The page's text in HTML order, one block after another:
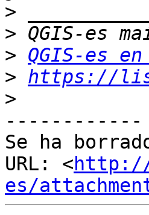
>
>
> QGIS-es
> https://
>
------------
Se ha
URL: <
es/